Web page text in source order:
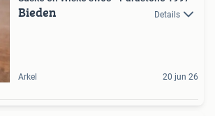
Bieden Details
Arkel 20 jun 26